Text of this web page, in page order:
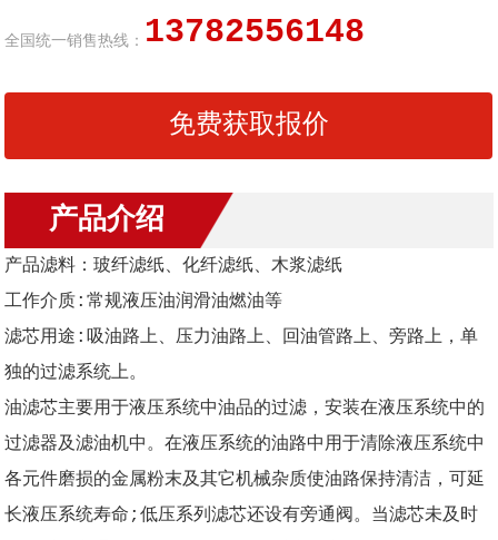
全国统一销售热线： 13782556148
免费获取报价
产品介绍
产品滤料：玻纤滤纸、化纤滤纸、木浆滤纸
工作介质:常规液压油润滑油燃油等
滤芯用途:吸油路上、压力油路上、回油管路上、旁路上，单
独的过滤系统上。
油滤芯主要用于液压系统中油品的过滤，安装在液压系统中的
过滤器及滤油机中。在液压系统的油路中用于清除液压系统中
各元件磨损的金属粉末及其它机械杂质使油路保持清洁，可延
长液压系统寿命;低压系列滤芯还设有旁通阀。当滤芯未及时